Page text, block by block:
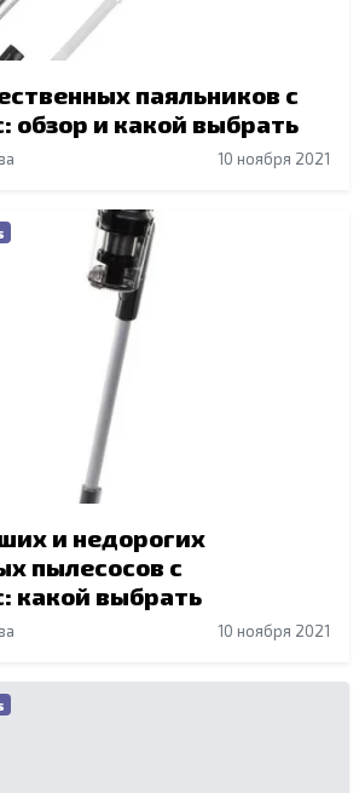
паяльников с
обзор и какой выбрать
10 ноября 2021
и недорогих
пылесосов с
какой выбрать
10 ноября 2021